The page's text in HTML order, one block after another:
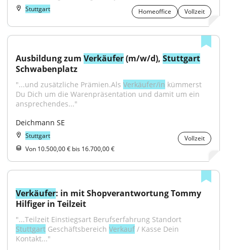
Stuttgart Homeoffice Vollzeit
Ausbildung zum Verkäufer (m/w/d), Stuttgart
Schwabenplatz
"...und zusätzliche Prämien.Als Verkäufer/in kümmerst
Du Dich um die Warenpräsentation und damit um ein
ansprechendes..."
Deichmann SE
Stuttgart
Vollzeit
Von 10.500,00 € bis 16.700,00 €
Verkäufer: in mit Shopverantwortung Tommy
Hilfiger in Teilzeit
Stuttgart Geschäftsbereich Verkauf / Kasse Dein
Kontakt..."